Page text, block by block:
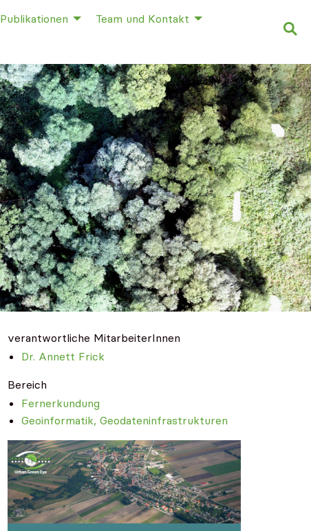
Publikationen
Team und Kontakt
verantwortliche MitarbeiterInnen
Dr. Annett Frick
Bereich
Fernerkundung
Geoinformatik, Geodateninfrastrukturen